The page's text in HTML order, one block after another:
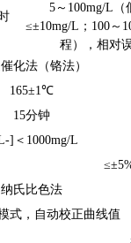
5～100mg/L（
≤±10mg/L；100～
程），相对
化法（铬法）
165±1℃
15分钟
]＜1000mg/L
纳氏比色法
式，自动校正曲线值